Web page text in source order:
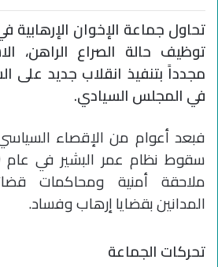
تحاول جماعة الإخوان الإرهابية
توظيف حالة الصراع الراهن،
مجدداً بتنفيذ انقلاب جديد على
في المجلس السيادي.
فبعد أعوام من الإقصاء
ملاحقة أمنية ومحاكمات
المدانين بقضايا إرهاب وفساد.
تحركات الجماعة